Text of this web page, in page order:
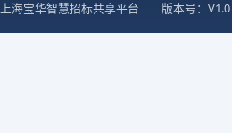
上海宝华智慧招标共享平台
版本号：V1.0